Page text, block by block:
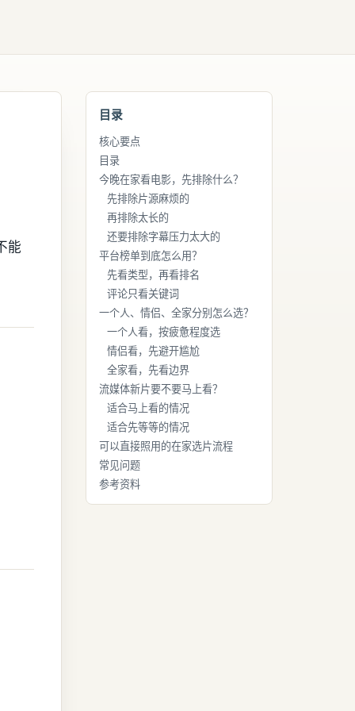
能
目录
核心要点
目录
今晚在家看电影，先排除什么？
先排除片源麻烦的
再排除太长的
还要排除字幕压力太大的
平台榜单到底怎么用？
先看类型，再看排名
评论只看关键词
一个人、情侣、全家分别怎么选？
一个人看，按疲惫程度选
情侣看，先避开尴尬
全家看，先看边界
流媒体新片要不要马上看？
适合马上看的情况
适合先等等的情况
可以直接照用的在家选片流程
常见问题
参考资料